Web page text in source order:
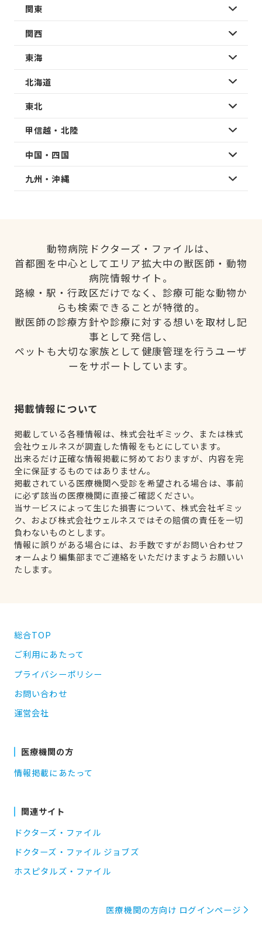
関東
関西
東海
北海道
東北
甲信越・北陸
中国・四国
九州・沖縄
動物病院ドクターズ・ファイルは、
首都圏を中心としてエリア拡大中の獣医師・動物
病院情報サイト。
路線・駅・行政区だけでなく、診療可能な動物か
らも検索できることが特徴的。
獣医師の診療方針や診療に対する想いを取材し記
事として発信し、
ペットも大切な家族として健康管理を行うユーザ
ーをサポートしています。
掲載情報について
掲載している各種情報は、株式会社ギミック、または株式
会社ウェルネスが調査した情報をもとにしています。
出来るだけ正確な情報掲載に努めておりますが、内容を完
全に保証するものではありません。
掲載されている医療機関へ受診を希望される場合は、事前
に必ず該当の医療機関に直接ご確認ください。
当サービスによって生じた損害について、株式会社ギミッ
ク、および株式会社ウェルネスではその賠償の責任を一切
負わないものとします。
情報に誤りがある場合には、お手数ですがお問い合わせフ
ォームより編集部までご連絡をいただけますようお願いい
たします。
総合TOP
ご利用にあたって
プライバシーポリシー
お問い合わせ
運営会社
医療機関の方
情報掲載にあたって
関連サイト
ドクターズ・ファイル
ドクターズ・ファイル ジョブズ
ホスピタルズ・ファイル
医療機関の方向け ログインページ